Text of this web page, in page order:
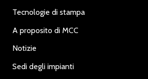
Tecnologie di stampa
A proposito di MCC
Notizie
Sedi degli impianti